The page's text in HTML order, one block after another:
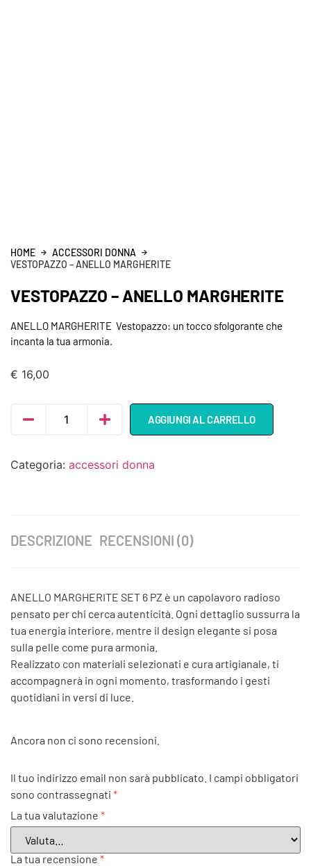
HOME
ACCESSORI DONNA
VESTOPAZZO – ANELLO MARGHERITE
VESTOPAZZO – ANELLO MARGHERITE
ANELLO MARGHERITE Vestopazzo: un tocco sfolgorante che
incanta la tua armonia.
€ 16,00
AGGIUNGI AL CARRELLO
Categoria: accessori donna
DESCRIZIONE RECENSIONI (0)
ANELLO MARGHERITE SET 6 PZ è un capolavoro radioso
pensato per chi cerca autenticità. Ogni dettaglio sussurra la
tua energia interiore, mentre il design elegante si posa
sulla pelle come pura armonia.
Realizzato con materiali selezionati e cura artigianale, ti
accompagnerà in ogni momento, trasformando i gesti
quotidiani in versi di luce.
Ancora non ci sono recensioni.
Il tuo indirizzo email non sarà pubblicato. I campi obbligatori
sono contrassegnati *
La tua valutazione *
La tua recensione *